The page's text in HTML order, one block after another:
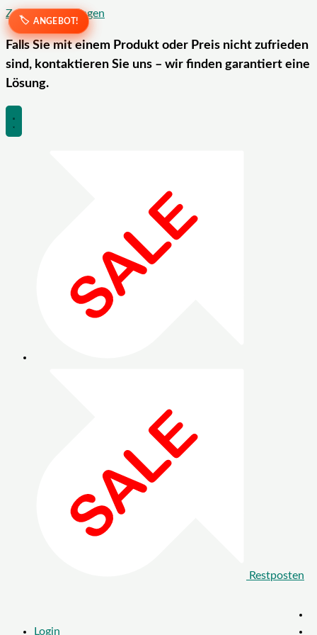
Zum Inhalt springen
Falls Sie mit einem Produkt oder Preis nicht zufrieden
sind, kontaktieren Sie uns – wir finden garantiert eine
Lösung.
Restposten
Login
ANGEBOT!
ANGEBOT!